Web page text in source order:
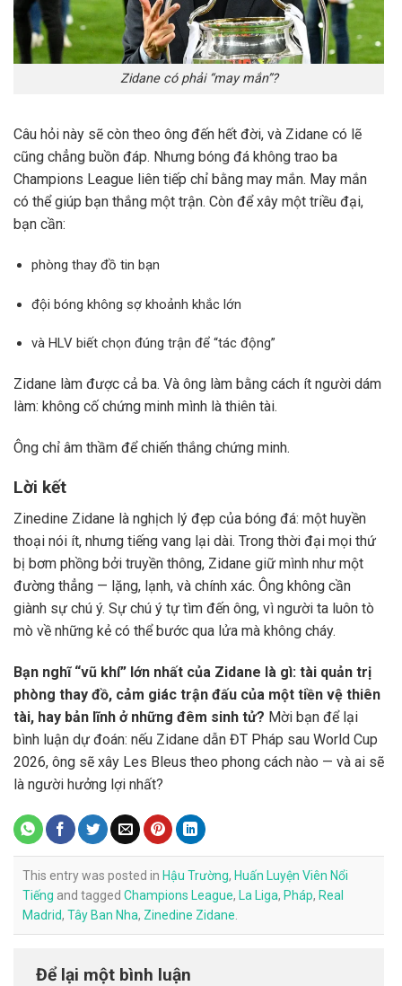
Zidane có phải “may mắn”?
Câu hỏi này sẽ còn theo ông đến hết đời, và Zidane có lẽ
cũng chẳng buồn đáp. Nhưng bóng đá không trao ba
Champions League liên tiếp chỉ bằng may mắn. May mắn
có thể giúp bạn thắng một trận. Còn để xây một triều đại,
bạn cần:
phòng thay đồ tin bạn
đội bóng không sợ khoảnh khắc lớn
và HLV biết chọn đúng trận để “tác động”
Zidane làm được cả ba. Và ông làm bằng cách ít người dám
làm: không cố chứng minh mình là thiên tài.
Ông chỉ âm thầm để chiến thắng chứng minh.
Lời kết
Zinedine Zidane là nghịch lý đẹp của bóng đá: một huyền
thoại nói ít, nhưng tiếng vang lại dài. Trong thời đại mọi thứ
bị bơm phồng bởi truyền thông, Zidane giữ mình như một
đường thẳng — lặng, lạnh, và chính xác. Ông không cần
giành sự chú ý. Sự chú ý tự tìm đến ông, vì người ta luôn tò
mò về những kẻ có thể bước qua lửa mà không cháy.
Bạn nghĩ “vũ khí” lớn nhất của Zidane là gì: tài quản trị
phòng thay đồ, cảm giác trận đấu của một tiền vệ thiên
tài, hay bản lĩnh ở những đêm sinh tử? Mời bạn để lại
bình luận dự đoán: nếu Zidane dẫn ĐT Pháp sau World Cup
2026, ông sẽ xây Les Bleus theo phong cách nào — và ai sẽ
là người hưởng lợi nhất?
This entry was posted in Hậu Trường, Huấn Luyện Viên Nổi
Tiếng and tagged Champions League, La Liga, Pháp, Real
Madrid, Tây Ban Nha, Zinedine Zidane
Để lại một bình luận